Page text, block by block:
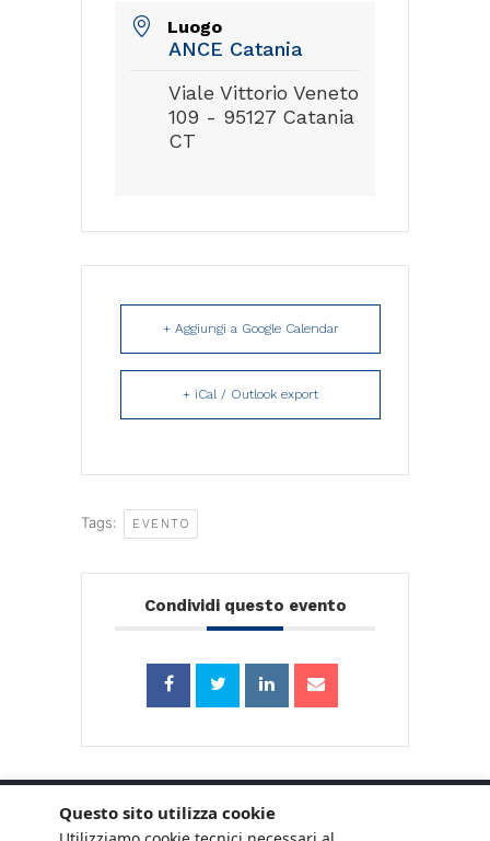
Luogo
ANCE Catania
Viale Vittorio Veneto
109 - 95127 Catania
CT
+ Aggiungi a Google Calendar
+ iCal / Outlook export
Tags: EVENTO
Condividi questo evento
Questo sito utilizza cookie